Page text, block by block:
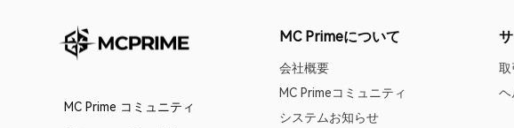
MC Prime コミュニティ
MC Primeについて
会社概要
MC Primeコミュニティ
システムお知らせ
取
ヘ